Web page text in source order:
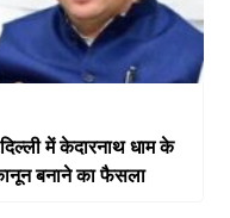
में केदारनाथ धाम के
बनाने का फैसला